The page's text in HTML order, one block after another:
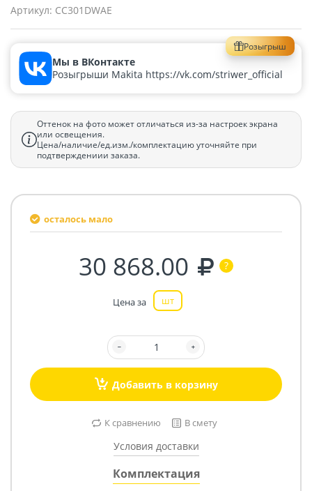
Артикул: CC301DWAE
Розыгрыш
Мы в ВКонтакте
Розыгрыши Makita https://vk.com/striwer_official
Оттенок на фото может отличаться из-за настроек экрана
или освещения.
Цена/наличие/ед.изм./комплектацию уточняйте при
подтверждениии заказа.
осталось мало
30 868.00
Цена за шт
Добавить в корзину
К сравнению В смету
Условия доставки
Комплектация